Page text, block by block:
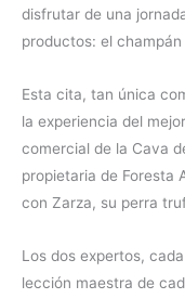
disfrutar de una
productos: el
Esta cita, tan única
la experiencia del
comercial de la Cava
propietaria de Foresta
con Zarza, su perra
Los dos expertos,
lección maestra de